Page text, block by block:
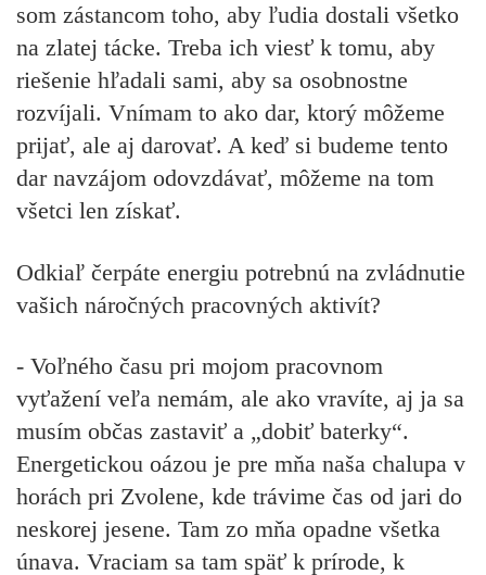
som zástancom toho, aby ľudia dostali všetko
na zlatej tácke. Treba ich viesť k tomu, aby
riešenie hľadali sami, aby sa osobnostne
rozvíjali. Vnímam to ako dar, ktorý môžeme
prijať, ale aj darovať. A keď si budeme tento
dar navzájom odovzdávať, môžeme na tom
všetci len získať.
Odkiaľ čerpáte energiu potrebnú na zvládnutie
vašich náročných pracovných aktivít?
- Voľného času pri mojom pracovnom
vyťažení veľa nemám, ale ako vravíte, aj ja sa
musím občas zastaviť a „dobiť baterky“.
Energetickou oázou je pre mňa naša chalupa v
horách pri Zvolene, kde trávime čas od jari do
neskorej jesene. Tam zo mňa opadne všetka
únava. Vraciam sa tam späť k prírode, k